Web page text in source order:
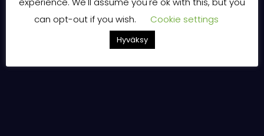
can opt-out if you wish.
Cookie settings
Hyväksy